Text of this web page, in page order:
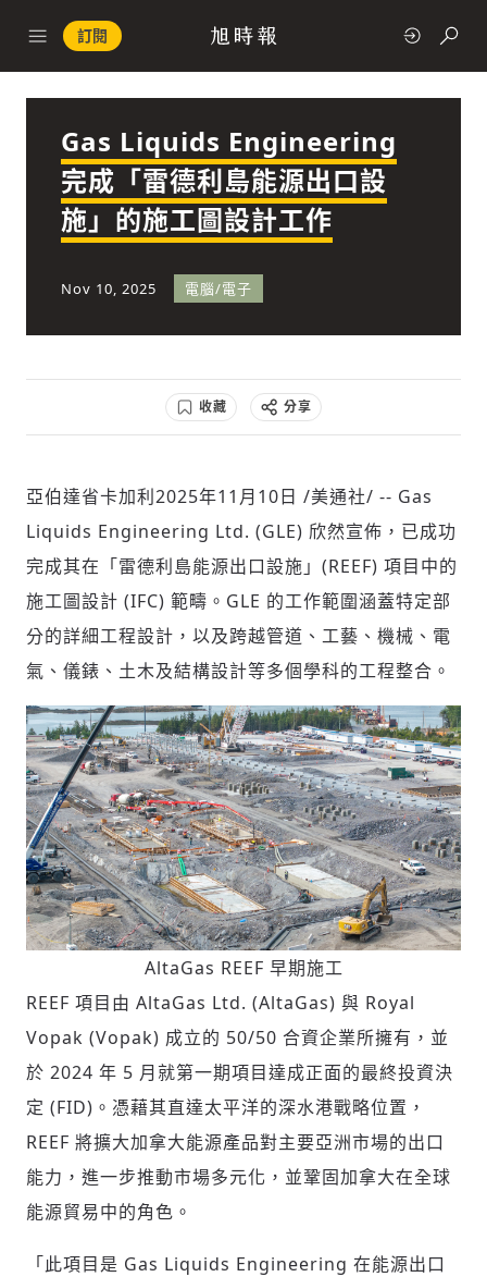
訂閱
快速連結
政治
經濟
科技
社會
人文
Gas Liquids Engineering
完成「雷德利島能源出口設
施」的施工圖設計工作
Nov 10, 2025 電腦/電子
收藏 分享
亞伯達省卡加利2025年11月10日 /美通社/ -- Gas
Liquids Engineering Ltd. (GLE) 欣然宣佈，已成功
完成其在「雷德利島能源出口設施」(REEF) 項目中的
施工圖設計 (IFC) 範疇。GLE 的工作範圍涵蓋特定部
分的詳細工程設計，以及跨越管道、工藝、機械、電
氣、儀錶、土木及結構設計等多個學科的工程整合。
AltaGas REEF 早期施工
REEF 項目由 AltaGas Ltd. (AltaGas) 與 Royal
Vopak (Vopak) 成立的 50/50 合資企業所擁有，並
於 2024 年 5 月就第一期項目達成正面的最終投資決
定 (FID)。憑藉其直達太平洋的深水港戰略位置，
REEF 將擴大加拿大能源產品對主要亞洲市場的出口
能力，進一步推動市場多元化，並鞏固加拿大在全球
能源貿易中的角色。
「此項目是 Gas Liquids Engineering 在能源出口